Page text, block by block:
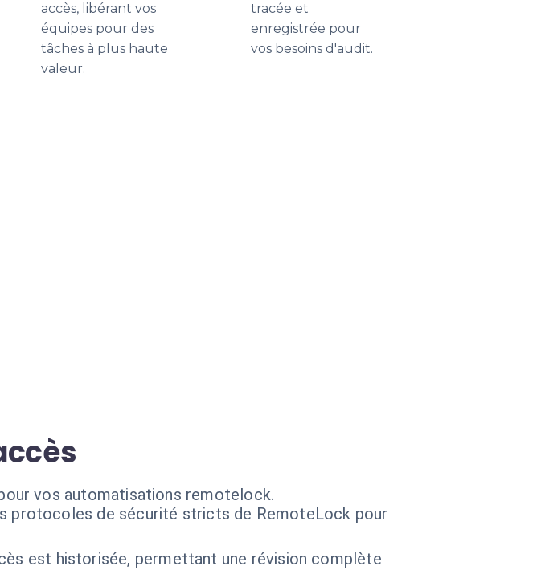
accès, libérant vos
équipes pour des
tâches à plus haute
valeur.
tracée et
enregistrée pour
vos besoins d'audit.
vos automatisations remotelock.
protocoles de sécurité stricts de RemoteLock pour
est historisée, permettant une révision complète